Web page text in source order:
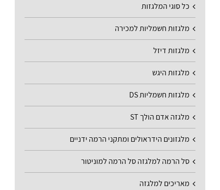
כל סוגי המלגזות
מלגזות חשמליות למכירה
מלגזות דיזל
מלגזות היגש
מלגזות חשמליות DS
מלגזה אדם הולך ST
מלגזונים הידראולים ומתקני הרמה ידניים
סל הרמה למלגזה סל הרמה למוניטור
מאריכים למלגזה